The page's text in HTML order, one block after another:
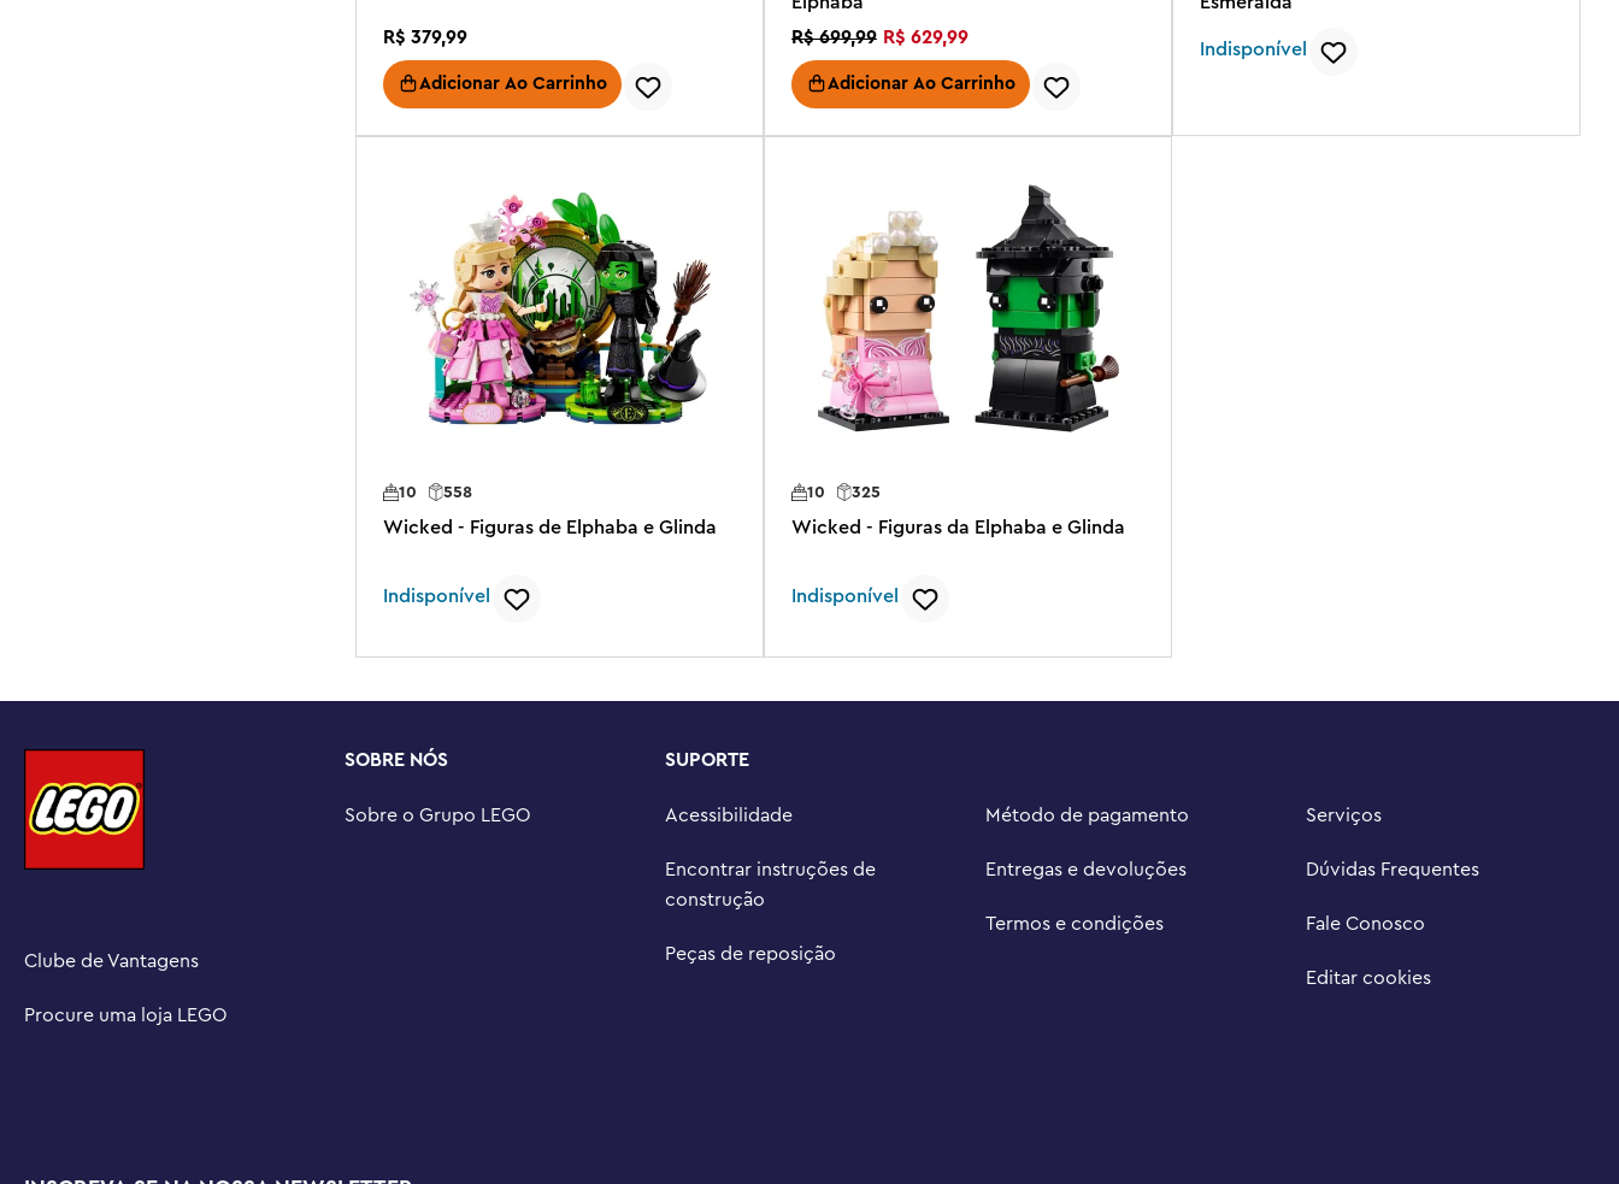
R$ 379,99
Adicionar Ao Carrinho
R$ 699,99 R$ 629,99
Adicionar Ao Carrinho
Indisponível
10 558
Wicked - Figuras de Elphaba e Glinda
Indisponível
325
10
Wicked - Figuras da Elphaba e Glinda
Indisponível
Clube de Vantagens
Procure uma loja LEGO
SOBRE NÓS
Sobre o Grupo LEGO
SUPORTE
Acessibilidade
Encontrar instruções de
construção
Peças de reposição
Método de pagamento
Entregas e devoluções
Termos e condições
Serviços
Dúvidas Frequentes
Fale Conosco
Editar cookies